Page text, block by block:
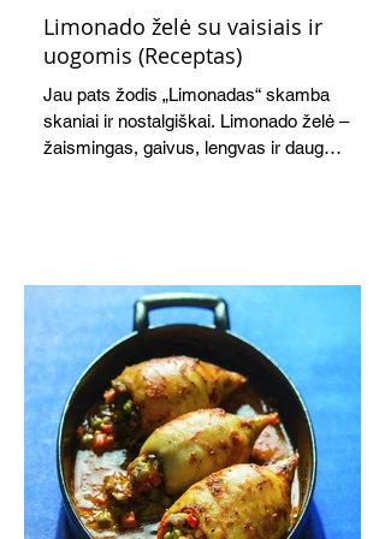
Limonado želė su vaisiais ir
uogomis (Receptas)
Jau pats žodis „Limonadas“ skamba
skaniai ir nostalgiškai. Limonado želė –
žaismingas, gaivus, lengvas ir daug